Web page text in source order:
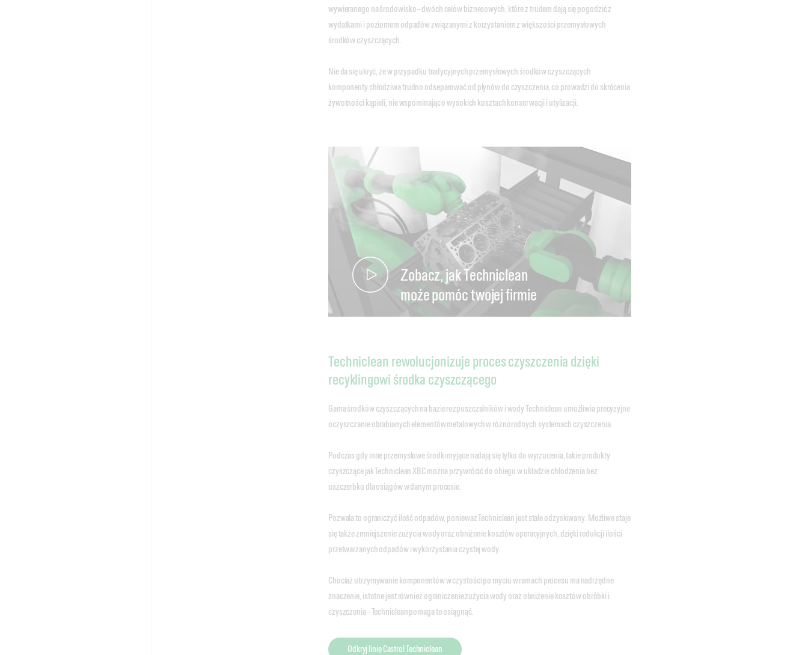
wywieranego na środowisko – dwóch celów biznesowych, które z trudem dają się pogodzić z
wydatkami i poziomem odpadów związanymi z korzystaniem z większości przemysłowych
środków czyszczących.
Nie da się ukryć, że w przypadku tradycyjnych przemysłowych środków czyszczących
komponenty chłodziwa trudno odseparować od płynów do czyszczenia, co prowadzi do skrócenia
żywotności kąpieli, nie wspominając o wysokich kosztach konserwacji i utylizacji.
Zobacz, jak Techniclean
może pomóc twojej firmie
Techniclean rewolucjonizuje proces czyszczenia dzięki
recyklingowi środka czyszczącego
Gama środków czyszczących na bazie rozpuszczalników i wody Techniclean umożliwia precyzyjne
oczyszczanie obrabianych elementów metalowych w różnorodnych systemach czyszczenia.
Podczas gdy inne przemysłowe środki myjące nadają się tylko do wyrzucenia, takie produkty
czyszczące jak Techniclean XBC można przywrócić do obiegu w układzie chłodzenia bez
uszczerbku dla osiągów w danym procesie.
Pozwala to ograniczyć ilość odpadów, ponieważ Techniclean jest stale odzyskiwany. Możliwe staje
się także zmniejszenie zużycia wody oraz obniżenie kosztów operacyjnych, dzięki redukcji ilości
przetwarzanych odpadów i wykorzystania czystej wody.
Chociaż utrzymywanie komponentów w czystości po myciu w ramach procesu ma nadrzędne
znaczenie, istotne jest również ograniczenie zużycia wody oraz obniżenie kosztów obróbki i
czyszczenia – Techniclean pomaga to osiągnąć.
Odkryj linię Castrol Techniclean